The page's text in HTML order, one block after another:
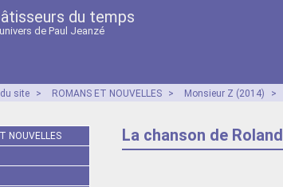
du temps
de Paul Jeanzé
site > ROMANS ET NOUVELLES > Monsieur Z (2014) >
La chanson de Roland
NOUVELLES